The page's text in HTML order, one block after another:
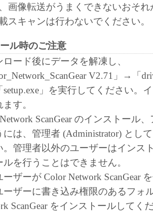
ます。）に対し、本ソフトウエ
品を利用する目的で本ソフトウ
ーは、本ソフトウエアの全部ま
リバース・エンジニアリング、
アセンブル等することはできませ
ン、キヤノンマーケティングジ
ヤノンのライセンサーは、本ソ
特定の目的のために適当である
ること、または本ソフトウエア
の他本ソフトウエアに関してい
ん。
ン、キヤノンマーケティングジ
ヤノンのライセンサーは、本ソ
または関連して生ずる直接的ま
画像転送がうまくできないおそ
スキャンは行わないでください。
ル時のご注意
ロード後にデータを解凍し、
V2.71」→「
setup.exe」を実行してください。
す。
ScanGear のインストール
には、管理者 (Administrator) とし
。管理者以外のユーザーはインス
ルを行うことはできません。
ーザーが Color Network ScanGear
ーザーに書き込み権限のあるフォ
ScanGear をインストールしてく